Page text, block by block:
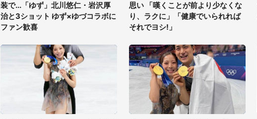
装で...「ゆず」北川悠仁・岩沢厚
治と3ショット ゆず×ゆづコラボに
ファン歓喜
思い 「嘆くことが前より少なくな
り、ラクに」「健康でいられれば
それでヨシ!」